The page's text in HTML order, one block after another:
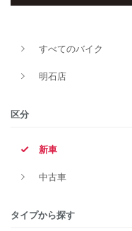
すべてのバイク
明石店
区分
新車
中古車
タイプから探す
新車
タイプ